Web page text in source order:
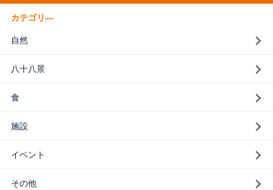
カテゴリ―
自然
八十八景
食
施設
イベント
その他